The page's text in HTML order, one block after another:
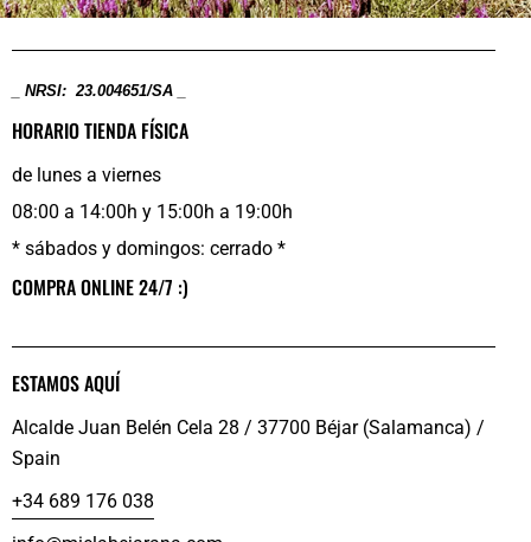
_ NRSI: 23.004651/SA _
HORARIO TIENDA FÍSICA
de lunes a viernes
08:00 a 14:00h y 15:00h a 19:00h
* sábados y domingos: cerrado *
COMPRA ONLINE 24/7 :)
ESTAMOS AQUÍ
Alcalde Juan Belén Cela 28 / 37700 Béjar (Salamanca) /
Spain
+34 689 176 038